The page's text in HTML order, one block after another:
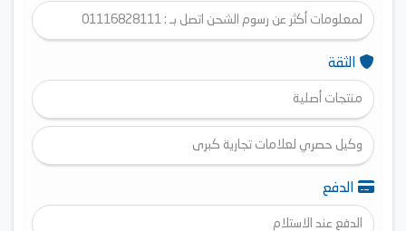
لمعلومات أكثر عن رسوم الشحن اتصل بـ : 01116828111
الثقة
منتجات أصلية
وكيل حصري لعلامات تجارية كبرى
الدفع
الدفع عند الاستلام